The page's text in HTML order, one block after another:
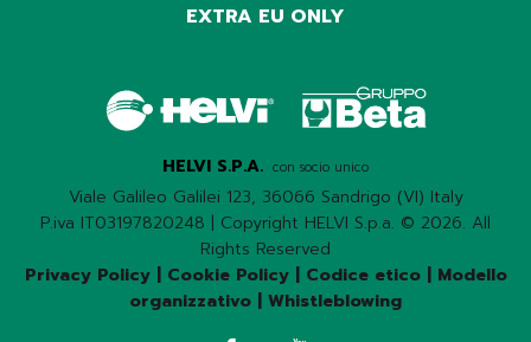
EXTRA EU ONLY
HELVI S.P.A. con socio unico
Viale Galileo Galilei 123, 36066 Sandrigo (VI) Italy
P.iva IT03197820248 | Copyright HELVI S.p.a. © 2026. All
Rights Reserved
Privacy Policy| Cookie Policy| Codice etico| Modello
organizzativo
Whistleblowing